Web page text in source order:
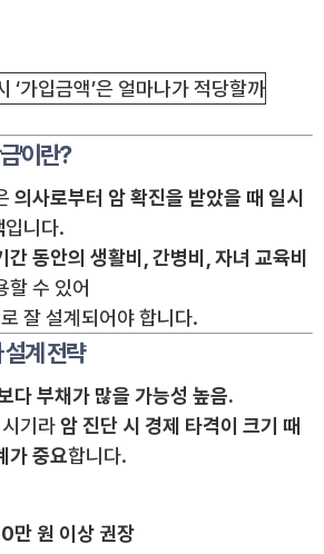
'이란?
의사로부터 암 확진을 받았을 때 일시
입니다.
간 동안의 생활비, 간병비, 자녀 교육비
할 수 있어
잘 설계되어야 합니다.
계 전략
다 부채가 많을 가능성 높음.
기라암 진단 시 경제 타격이 크기 때
가 중요합니다.
만 원 이상 권장